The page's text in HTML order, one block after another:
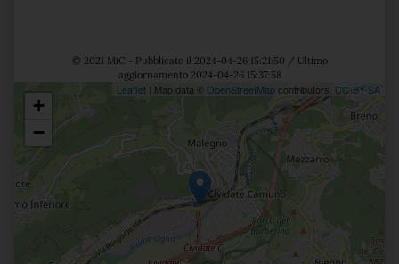
© 2021 MiC - Pubblicato il 2024-04-26 15:21:50 / Ultimo
aggiornamento 2024-04-26 15:37:58
Posizione
+
−
Leaflet | Map data © OpenStreetMap contributors, CC-BY-SA